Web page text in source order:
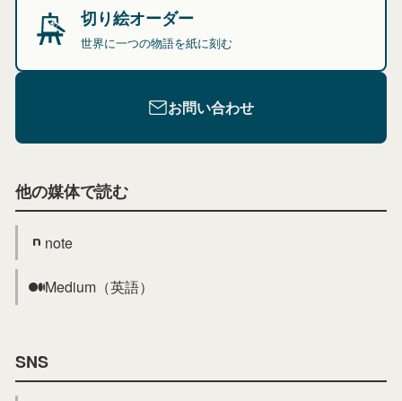
切り絵オーダー
世界に一つの物語を紙に刻む
お問い合わせ
他の媒体で読む
note
Medium（英語）
SNS